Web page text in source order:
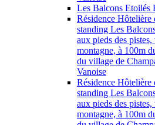
Les Balcons Etoilés
Résidence Hôtelière
standing Les
aux pieds des pistes,
montagne, à 100m
du village de
Vanoise
Résidence Hôtelière
standing Les
aux pieds des pistes,
montagne, à 100m